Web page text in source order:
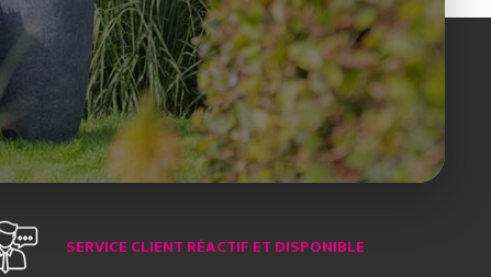
SERVICE CLIENT RÉACTIF ET DISPONIBLE